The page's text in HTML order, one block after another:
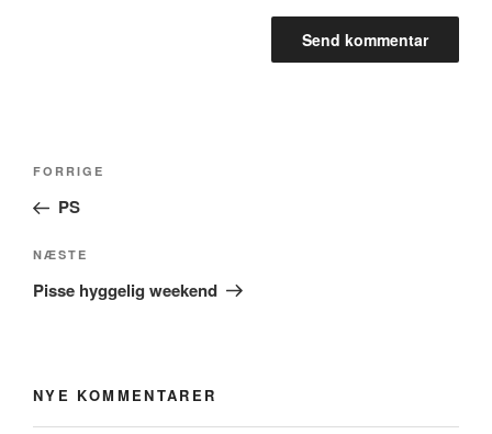
Indlægsnavigation
Forrige
indlæg
FORRIGE
PS
Næste
indlæg
NÆSTE
Pisse hyggelig weekend
NYE KOMMENTARER